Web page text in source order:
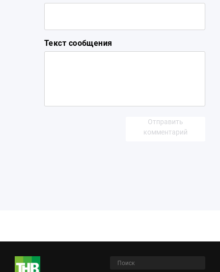
Текст сообщения
Отправить
комментарий